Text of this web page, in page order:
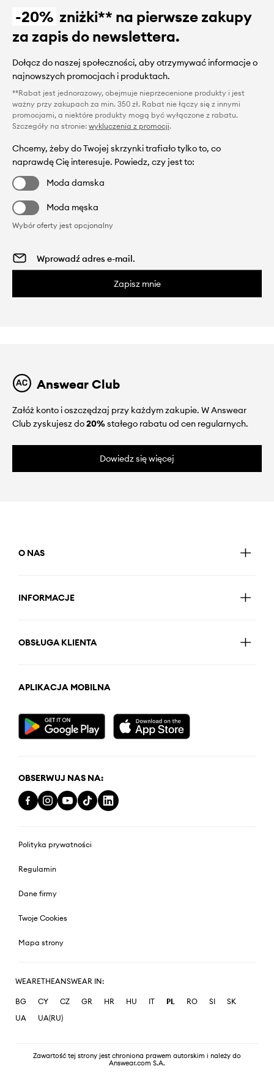
-20% zniżki** na pierwsze zakupy
za zapis do newslettera.
Dołącz do naszej społeczności, aby otrzymywać informacje o
najnowszych promocjach i produktach.
**Rabat jest jednorazowy, obejmuje nieprzecenione produkty i jest
ważny przy zakupach za min. 350 zł. Rabat nie łączy się z innymi
promocjami, a niektóre produkty mogą być wyłączone z rabatu.
Szczegóły na stronie: wykluczenia z promocji.
Chcemy, żeby do Twojej skrzynki trafiało tylko to, co
naprawdę Cię interesuje. Powiedz, czy jest to:
Moda damska
Moda męska
Wybór oferty jest opcjonalny
Zapisz mnie
Answear Club
Załóż konto i oszczędzaj przy każdym zakupie. W Answear
Club zyskujesz do20%stałego rabatu od cen regularnych.
Dowiedz się więcej
O NAS
INFORMACJE
OBSŁUGA KLIENTA
APLIKACJA MOBILNA
OBSERWUJ NAS NA:
Polityka prywatności
Regulamin
Dane firmy
Twoje Cookies
Mapa strony
WEARETHEANSWEAR IN:
BG CY CZ GR HR HU IT PL RO SI
SK
UA
UA(RU)
Zawartość tej strony jest chroniona prawem autorskim i należy do
Answear.com S.A.